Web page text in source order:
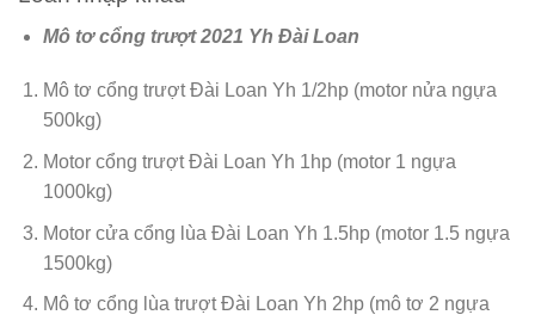
Mô tơ cổng trượt 2021 Yh Đài Loan
Mô tơ cổng trượt Đài Loan Yh 1/2hp (motor nửa ngựa
500kg)
Motor cổng trượt Đài Loan Yh 1hp (motor 1 ngựa
1000kg)
Motor cửa cổng lùa Đài Loan Yh 1.5hp (motor 1.5 ngựa
1500kg)
Mô tơ cổng lùa trượt Đài Loan Yh 2hp (mô tơ 2 ngựa